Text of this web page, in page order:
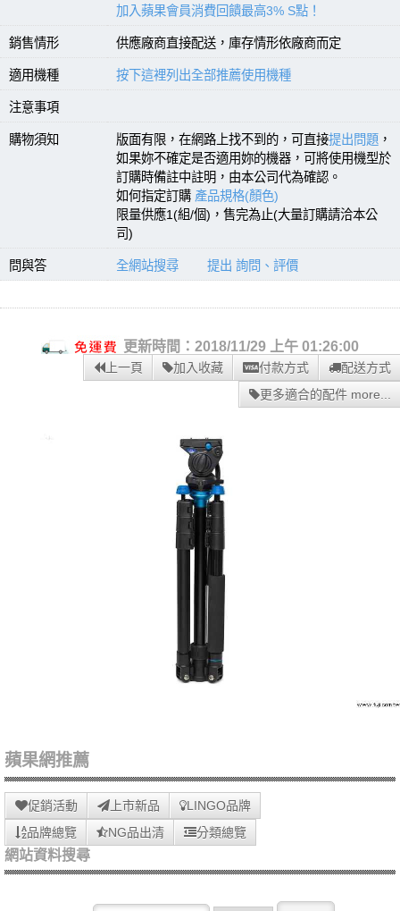
加入蘋果會員消費回饋最高3% S點！
銷售情形 供應廠商直接配送，庫存情形依廠商而定
適用機種 按下這裡列出全部推薦使用機種
注意事項
購物須知 版面有限，在網路上找不到的，可直接提出問題 ，
如果妳不確定是否適用妳的機器，可將使用機型於
訂購時備註中註明，由本公司代為確認。
如何指定訂購 產品規格(顏色)
限量供應1(組/個)，售完為止(大量訂購請洽本公
司)
問與答 全網站搜尋 提出 詢問、評價
更新時間：2018/11/29 上午 01:26:00
上一頁 加入收藏 付款方式
配送方式
更多適合的配件 more...
蘋果網推薦
促銷活動 上市新品
LINGO品牌
品牌總覽
NG品出清 分類總覽
網站資料搜尋